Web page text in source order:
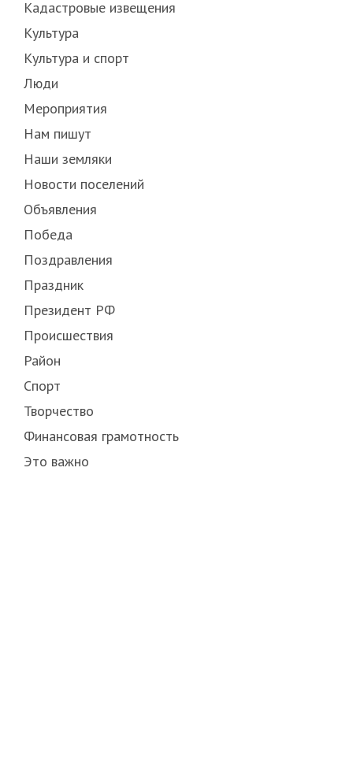
Кадастровые извещения
Культура
Культура и спорт
Люди
Мероприятия
Нам пишут
Наши земляки
Новости поселений
Объявления
Победа
Поздравления
Праздник
Президент РФ
Происшествия
Район
Спорт
Творчество
Финансовая грамотность
Это важно